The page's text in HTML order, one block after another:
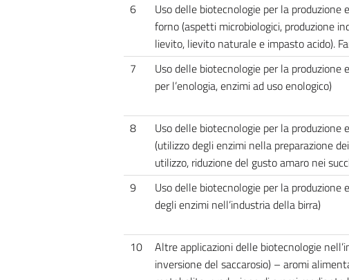
6
Uso delle biotecnologie per la
forno (aspetti microbiologici, produzione
lievito, lievito naturale e impasto acido).
7
Uso delle biotecnologie per la
per l’enologia, enzimi ad uso enologico)
8
Uso delle biotecnologie per la
(utilizzo degli enzimi nella preparazione
utilizzo, riduzione del gusto amaro nei
9
Uso delle biotecnologie per la
degli enzimi nell’industria della birra)
10
Altre applicazioni delle biotecnologie
inversione del saccarosio) – aromi